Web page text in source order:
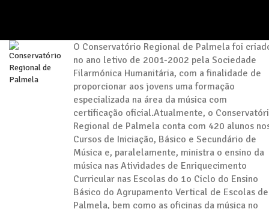
O Conservatório Regional de Palmela foi
no ano letivo de 2001-2002 pela Sociedade
Filarmónica Humanitária, com a finalidade de
proporcionar aos jovens uma formação
especializada na área da música com
certificação oficial.Atualmente, o
Regional de Palmela conta com 420 alunos
Cursos de Iniciação, Básico e Secundário de
Música e, paralelamente, ministra o ensino da
música nas Atividades de Enriquecimento
Curricular nas Escolas do 1o Ciclo do Ensino
Básico do Agrupamento Vertical de Escolas de
Palmela, bem como as oficinas da música no